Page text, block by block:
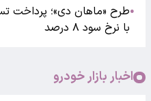
●
با نرخ سود ۸ درصد
اخبار بازار خودرو